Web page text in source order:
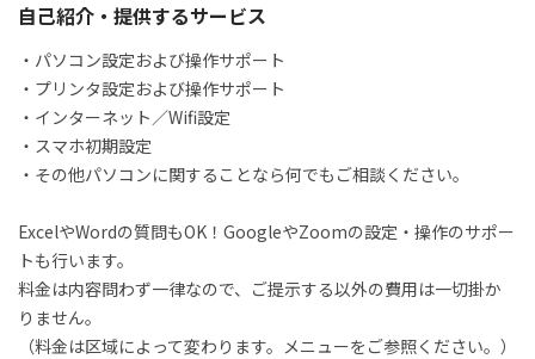
自己紹介・提供するサービス
・パソコン設定および操作サポート
・プリンタ設定および操作サポート
・インターネット／Wifi設定
・スマホ初期設定
・その他パソコンに関することなら何でもご相談ください。
ExcelやWordの質問もOK！GoogleやZoomの設定・操作のサポー
トも行います。
料金は内容問わず一律なので、ご提示する以外の費用は一切掛か
りません。
（料金は区域によって変わります。メニューをご参照ください。）